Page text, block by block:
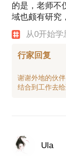
的是，老师不
域也颇有研究
从0开始学
行家回复
谢谢外地的伙
Ula